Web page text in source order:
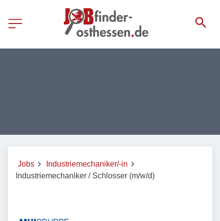
Jobs
Industriemechaniker/-in
Industriemechaniker / Schlosser (m/w/d)